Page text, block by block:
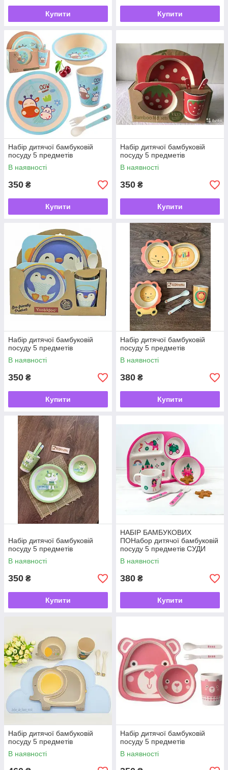
Купити Купити
Набір дитячої бамбуковій
посуду 5 предметів
В наявності
350 ₴
Купити
Набір дитячої бамбуковій
посуду 5 предметів
В наявності
350 ₴
Купити
Набір дитячої бамбуковій
посуду 5 предметів
В наявності
350 ₴
Купити
Набір дитячої бамбуковій
посуду 5 предметів
В наявності
380 ₴
Купити
Набір дитячої бамбуковій
посуду 5 предметів
В наявності
350 ₴
Купити
НАБІР БАМБУКОВИХ
ПОНабор дитячої бамбуковій
посуду 5 предметів СУДИ
В наявності
380 ₴
Купити
Набір дитячої бамбуковій
посуду 5 предметів
В наявності
Набір дитячої бамбуковій
посуду 5 предметів
В наявності